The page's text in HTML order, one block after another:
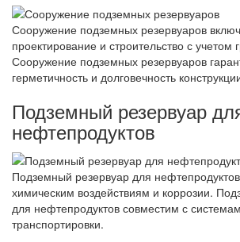
Сооружение подземных резервуаров
проектирование и строительство с учетом
Сооружение подземных резервуаров
герметичность и долговечность
Подземный резервуар
нефтепродуктов
Подземный резервуар для нефтепродуктов
химическим воздействиям и коррозии.
для нефтепродуктов совместим с
транспортировки.